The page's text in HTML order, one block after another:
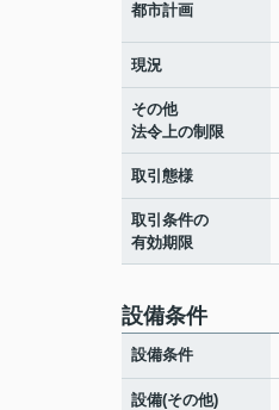
都市計画
現況
その他
法令上の制限
取引態様
取引条件の
有効期限
設備条件
設備条件
設備(その他)